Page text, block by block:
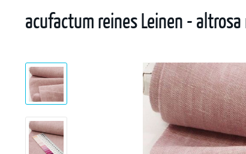
acufactum reines Leinen -